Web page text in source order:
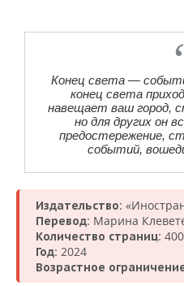
Конец света —
конец света
навещает ваш город,
но для других он
предостережение,
событий,
Издательство:
Перевод: Марина
Количество страниц: 400
Год: 2024
Возрастное